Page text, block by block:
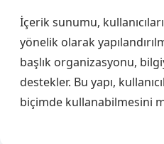
İçerik sunumu,
yönelik olarak
başlık organizasyonu,
destekler. Bu yapı,
biçimde kullanabilmesini